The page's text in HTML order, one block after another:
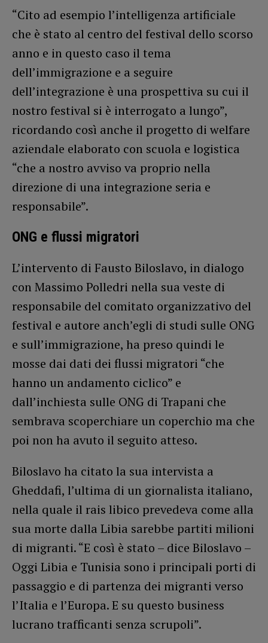
“Cito ad esempio l’intelligenza artificiale
che è stato al centro del festival dello scorso
anno e in questo caso il tema
dell’immigrazione e a seguire
dell’integrazione è una prospettiva su cui il
nostro festival si è interrogato a lungo”,
ricordando così anche il progetto di welfare
aziendale elaborato con scuola e logistica
“che a nostro avviso va proprio nella
direzione di una integrazione seria e
responsabile”.
ONG e flussi migratori
L’intervento di Fausto Biloslavo, in dialogo
con Massimo Polledri nella sua veste di
responsabile del comitato organizzativo del
festival e autore anch’egli di studi sulle ONG
e sull’immigrazione, ha preso quindi le
mosse dai dati dei flussi migratori “che
hanno un andamento ciclico” e
dall’inchiesta sulle ONG di Trapani che
sembrava scoperchiare un coperchio ma che
poi non ha avuto il seguito atteso.
Biloslavo ha citato la sua intervista a
Gheddafi, l’ultima di un giornalista italiano,
nella quale il rais libico prevedeva come alla
sua morte dalla Libia sarebbe partiti milioni
di migranti. “E così è stato – dice Biloslavo –
Oggi Libia e Tunisia sono i principali porti di
passaggio e di partenza dei migranti verso
l’Italia e l’Europa. E su questo business
lucrano trafficanti senza scrupoli”.